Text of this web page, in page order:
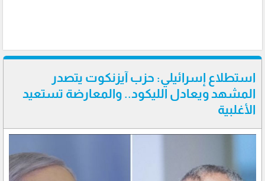
استطلاع إسرائيلي: حزب آيزنكوت يتصدر
المشهد ويعادل الليكود.. والمعارضة تستعيد
الأغلبية